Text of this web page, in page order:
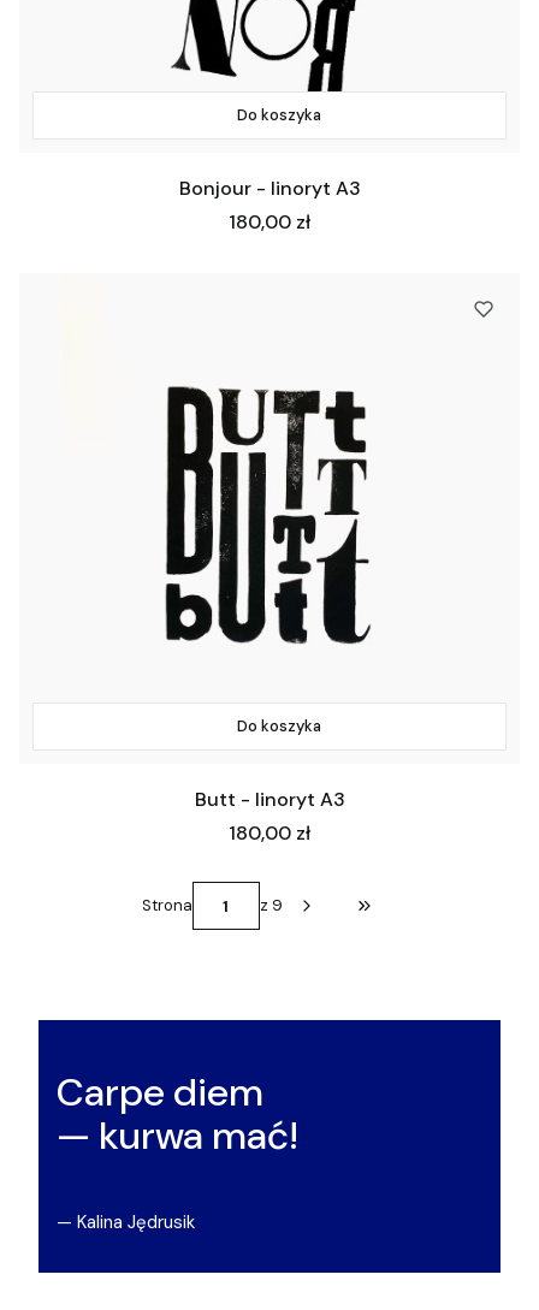
Do koszyka
Bonjour - linoryt A3
Cena
180,00 zł
Do koszyka
Butt - linoryt A3
Cena
180,00 zł
Strona z 9 Przejdź do ostatniej
Carpe diem
— kurwa mać!
— Kalina Jędrusik